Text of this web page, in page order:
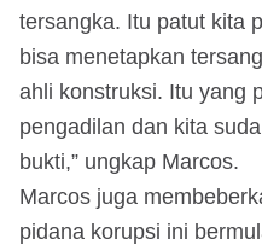
tersangka. Itu patut kita
bisa menetapkan
ahli konstruksi. Itu yang
pengadilan dan kita
bukti,” ungkap Marcos.
Marcos juga
pidana korupsi ini